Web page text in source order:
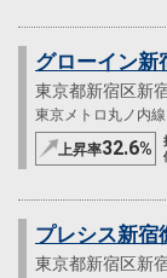
グローイン新
東京都新宿区新
東京メトロ丸ノ内
上昇率32.6%
プレシス新宿
東京都新宿区新